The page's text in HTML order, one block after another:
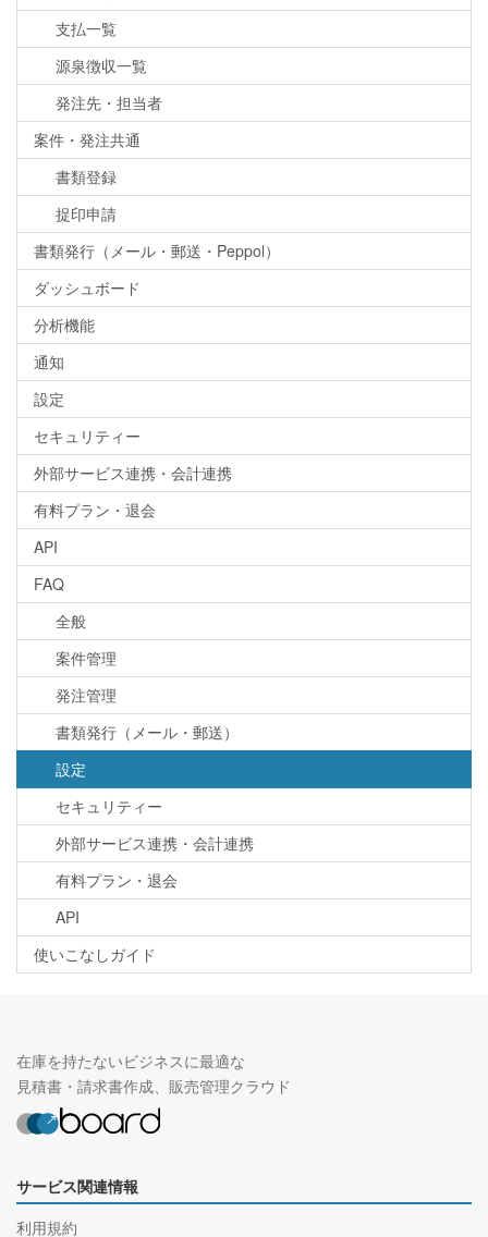
支払一覧
源泉徴収一覧
発注先・担当者
案件・発注共通
書類登録
捉印申請
書類発行（メール・郵送・Peppol）
ダッシュボード
分析機能
通知
設定
セキュリティー
外部サービス連携・会計連携
有料プラン・退会
API
FAQ
全般
案件管理
発注管理
書類発行（メール・郵送）
設定
セキュリティー
外部サービス連携・会計連携
有料プラン・退会
API
使いこなしガイド
在庫を持たないビジネスに最適な
見積書・請求書作成、販売管理クラウド
サービス関連情報
利用規約